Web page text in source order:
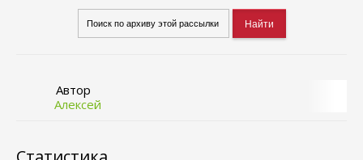
Автор
Алексей